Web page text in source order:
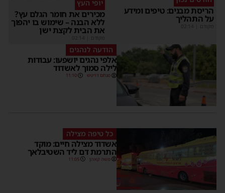
הריסת מבנים: טיפים ומידע
על התהליך
מקודם
יופי העץ
מכירים את חומר הגלם עץ?
ללא הבנה – שימוש בו יהפוך
את הבית לקצת ישן
מקודם
הודעה לנהגים
אלפי נהגים יושפעו: עבודות
לילה סמוך לאשדוד
מנחם דויטש 11:10
כל טיפה מצילה
אשדוד מצילה חיים: מוקד
התרמת דם ליד השטיבלאך
משה קאהן 11:05